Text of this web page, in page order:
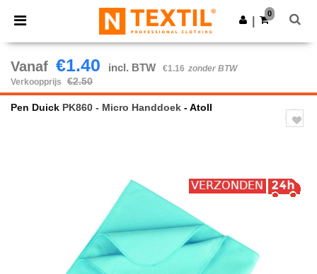
× Ntextil-app
Betere prijzen in de app!
Download app
0
Vanaf €1.40 incl. BTW €1.16 zonder BTW
Verkoopprijs
€2.50
Pen Duick PK860 - Micro Handdoek - Atoll